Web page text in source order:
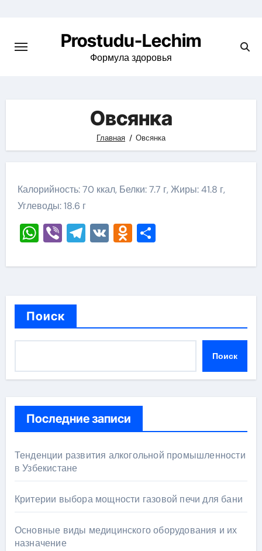
содержимому
Prostudu-Lechim
Формула здоровья
Овсянка
Главная Овсянка
Калорийность: 70 ккал, Белки: 7.7 г, Жиры: 41.8 г,
Углеводы: 18.6 г
WhatsApp
ViberTelegram
VKOdnoklassniki
Отправить
Поиск
Поиск
Последние записи
Тенденции развития алкогольной промышленности
в Узбекистане
Критерии выбора мощности газовой печи для бани
Основные виды медицинского оборудования и их
назначение